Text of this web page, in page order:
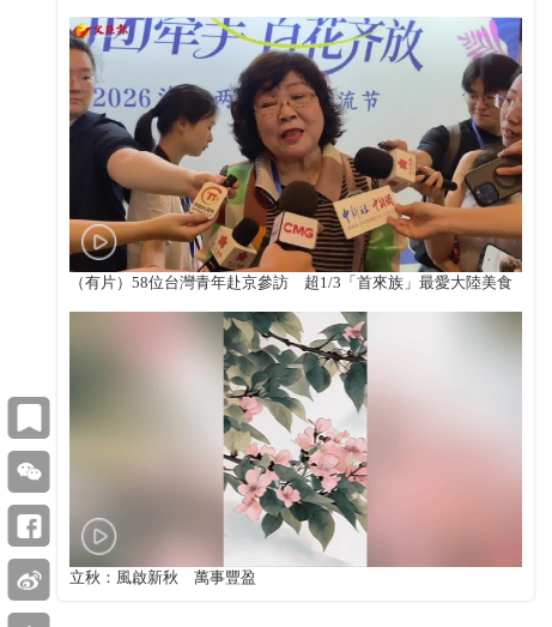
（有片）58位台灣青年赴京參訪 超1/3「首來族」最愛大陸美食
立秋：風啟新秋 萬事豐盈